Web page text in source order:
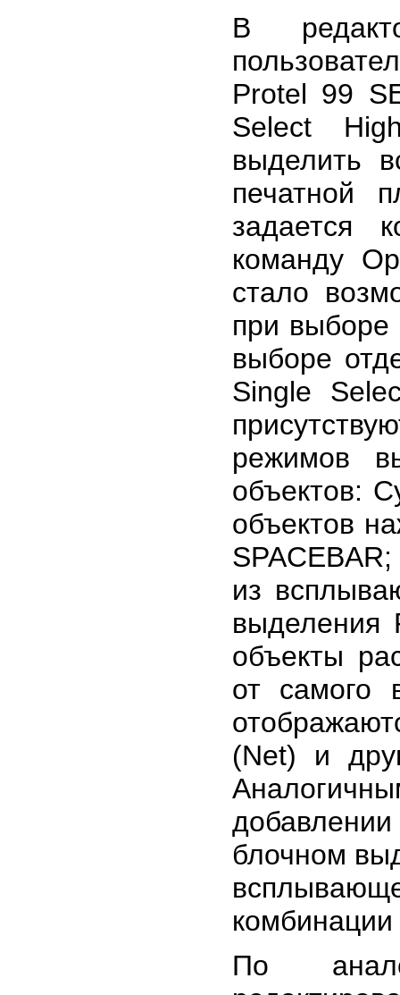
В
Protel 99
Select
выделить
печатной
задается
команду
стало
при выборе
выборе
Single
режимов
объектов:
объектов
из
выделения
объекты
от самого
(Net) и
блочном
По